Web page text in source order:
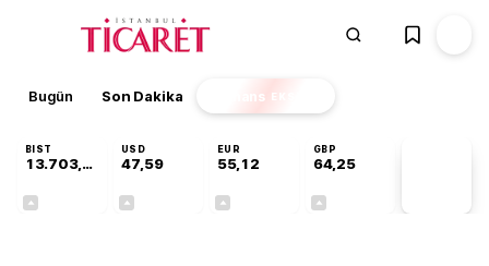
Bugün Son Dakika Finans EKSTRA
BIST
13.703,13
USD
47,59
EUR
55,12
GBP
64,25